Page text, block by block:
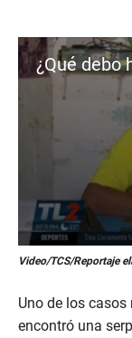
0
s
c
o
n
Video/TCS/Reportaje
Uno de los
encontró una